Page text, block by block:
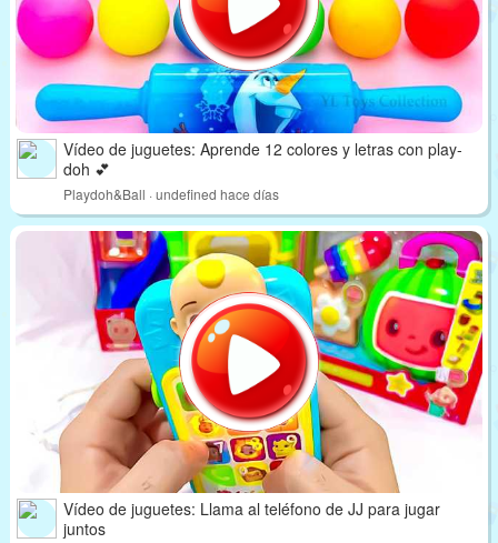
Vídeo de juguetes: Aprende 12 colores y letras con play-
doh 💕
Playdoh&Ball · undefined hace días
Vídeo de juguetes: Llama al teléfono de JJ para jugar
juntos